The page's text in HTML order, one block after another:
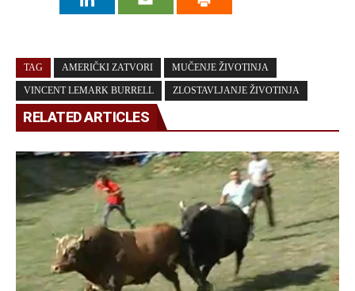
TAG AMERIČKI ZATVORI MUČENJE ŽIVOTINJA
VINCENT LEMARK BURRELL ZLOSTAVLJANJE ŽIVOTINJA
RELATED ARTICLES